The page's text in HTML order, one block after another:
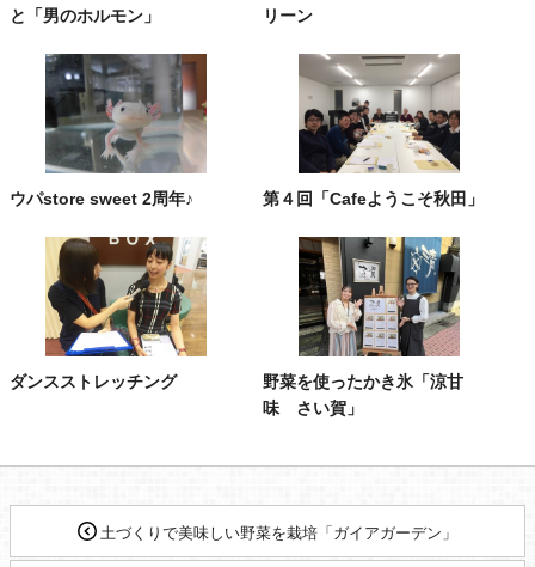
と「男のホルモン」
リーン
ウパstore sweet 2周年♪ 第４回「Cafeようこそ秋田」
ダンスストレッチング
野菜を使ったかき氷「涼甘
味 さい賀」
土づくりで美味しい野菜を栽培「ガイアガーデン」